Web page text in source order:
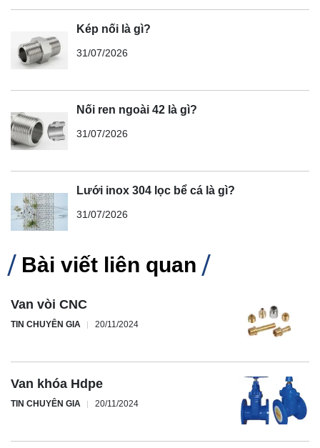
Kép nối là gì?
31/07/2026
Nối ren ngoài 42 là gì?
31/07/2026
Lưới inox 304 lọc bể cá là gì?
31/07/2026
Bài viết liên quan
Van vòi CNC
TIN CHUYÊN GIA 20/11/2024
Van khóa Hdpe
TIN CHUYÊN GIA 20/11/2024